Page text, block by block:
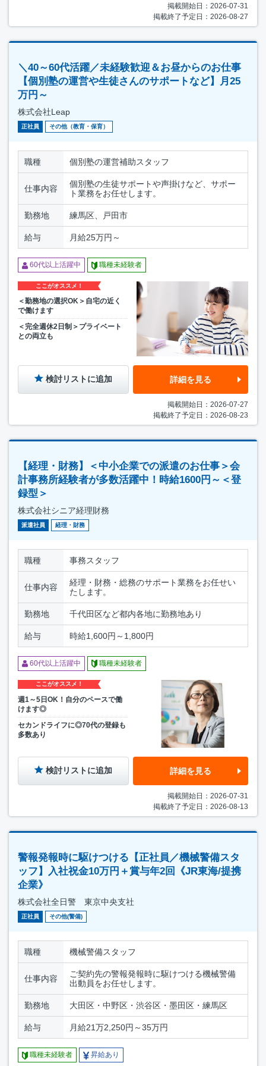
掲載開始日：2026-07-31
掲載終了予定日：2026-08-27
＼40～60代活躍／未経験歓迎＆お昼からのお仕事
【個別塾の運営や生徒さんのサポートなど】月25
万円～
株式会社Leap
正社員 その他（教育・保育）
職種 個別塾の運営補助スタッフ
仕事内容
個別塾の生徒サポートや声掛けなど、サポー
ト業務をお任せします。
勤務地 練馬区、戸田市
給与 月給25万円～
60代以上活躍中 職種未経験者
ここがオススメ！
＜勤務地の選択OK＞自宅の近く
で働けます
＜完全週休2日制＞プライベート
との両立も
検討リストに追加 詳細を見る
掲載開始日：2026-07-27
掲載終了予定日：2026-08-23
【経理・財務】＜中小企業での派遣のお仕事＞会
計事務所経験者が多数活躍中！時給1600円～＜登
録型＞
株式会社シニア経理財務
派遣社員 経理・財務
職種 事務スタッフ
仕事内容
経理・財務・総務のサポート業務をお任せい
たします。
勤務地 千代田区など都内各地に勤務地あり
給与 時給1,600円～1,800円
60代以上活躍中 職種未経験者
ここがオススメ！
週1～5日OK！自分のペースで働
けます◎
セカンドライフに◎70代の登録も
多数あり
検討リストに追加 詳細を見る
掲載開始日：2026-07-31
掲載終了予定日：2026-08-13
警報発報時に駆けつける【正社員／機械警備スタ
ッフ】入社祝金10万円＋賞与年2回《JR東海/提携
企業》
株式会社全日警 東京中央支社
正社員 その他(警備)
職種 機械警備スタッフ
仕事内容
ご契約先の警報発報時に駆けつける機械警備
出動員をお任せします。
勤務地 大田区・中野区・渋谷区・墨田区・練馬区
給与 月給21万2,250円～35万円
職種未経験者 昇給あり